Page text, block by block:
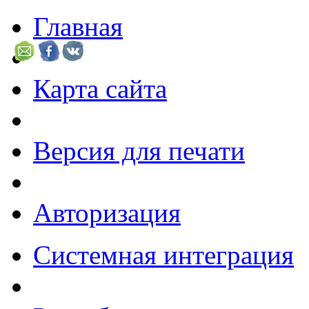
Главная
Карта сайта
Версия для печати
Авторизация
Системная интеграция